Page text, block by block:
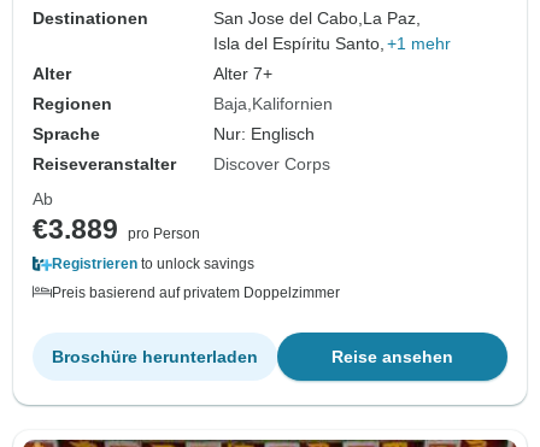
Destinationen
San Jose del Cabo, La Paz,
Isla del Espíritu Santo, +1 mehr
Alter
Alter 7+
Regionen
Baja Kalifornien
Sprache
Nur: Englisch
Reiseveranstalter
Discover Corps
Ab
€3.889
pro Person
Registrieren to unlock savings
Preis basierend auf privatem Doppelzimmer
Reise ansehen
Broschüre herunterladen